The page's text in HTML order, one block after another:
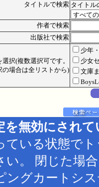
タイトルで検索 タイトル
作者で検索
出版社で検索
選択(複数選択可です。
の場合は全リストから)
少年
少女
文庫
を無効にされ
ている状態で
い。 閉じた場
ングカートシ